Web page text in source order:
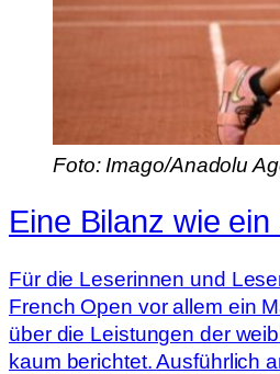
Foto: Imago/Anadolu
Eine Bilanz wie
Für die Leserinnen und
French Open vor allem ein
über die Leistungen der
kaum berichtet. Ausführlich